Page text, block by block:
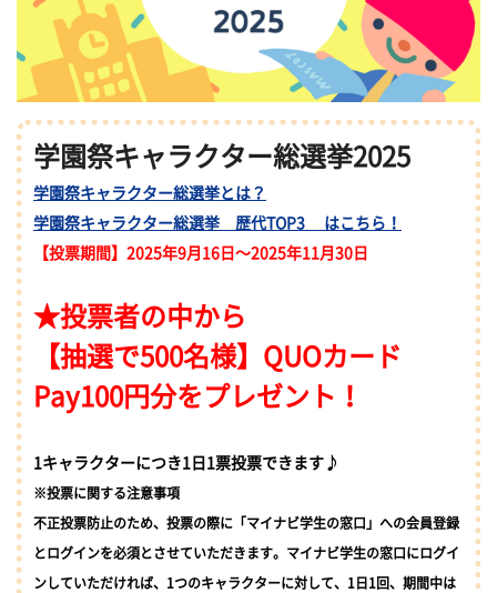
学園祭キャラクター総選挙2025
学園祭キャラクター総選挙とは？
学園祭キャラクター総選挙 歴代TOP3 はこちら！
【投票期間】2025年9月16日～2025年11月30日
★投票者の中から
【抽選で500名様】QUOカード
Pay100円分をプレゼント！
1キャラクターにつき1日1票投票できます♪
※投票に関する注意事項
不正投票防止のため、投票の際に「マイナビ学生の窓口」への会員登録
とログインを必須とさせていただきます。マイナビ学生の窓口にログイ
ンしていただければ、1つのキャラクターに対して、1日1回、期間中は